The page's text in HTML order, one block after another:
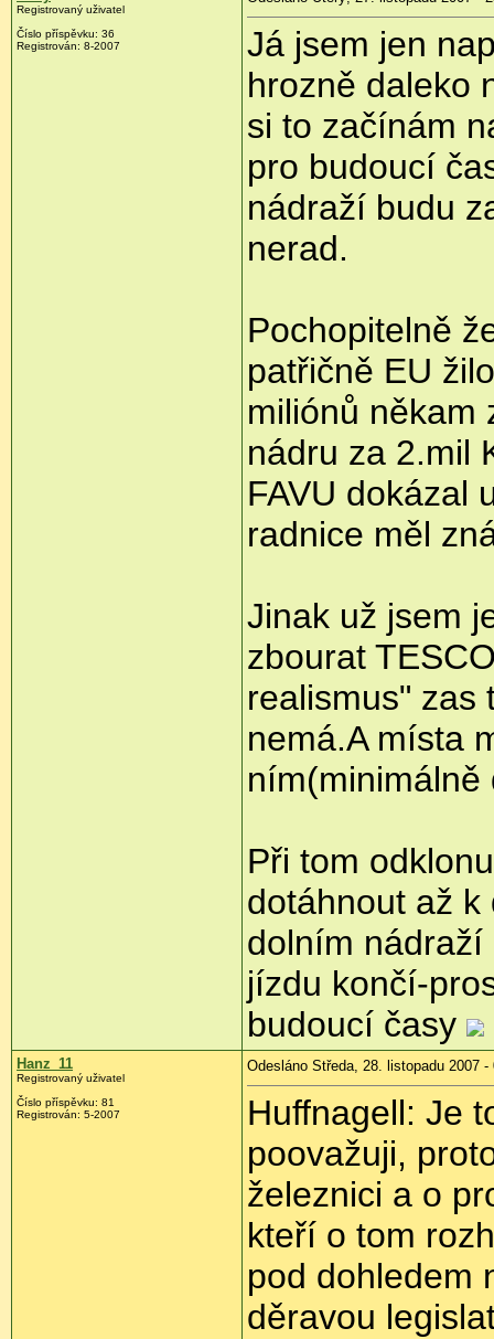
Registrovaný uživatel
Číslo příspěvku: 36
Registrován: 8-2007
Já jsem jen
hrozně daleko
si to začínám
pro budoucí
nádraží budu
nerad.
Pochopitelně
patřičně EU
miliónů někam
nádru za 2.mil
FAVU dokázal
radnice měl
Jinak už jsem
zbourat
realismus" zas
nemá.A místa
Při tom
dotáhnout až
dolním nádraží
jízdu končí-
budoucí časy
Hanz_11
Registrovaný uživatel
Číslo příspěvku: 81
Registrován: 5-2007
Odesláno Středa, 28. listopadu 2007 -
Huffnagell: Je
poovažuji,
železnici a o
kteří o tom
pod dohledem
děravou